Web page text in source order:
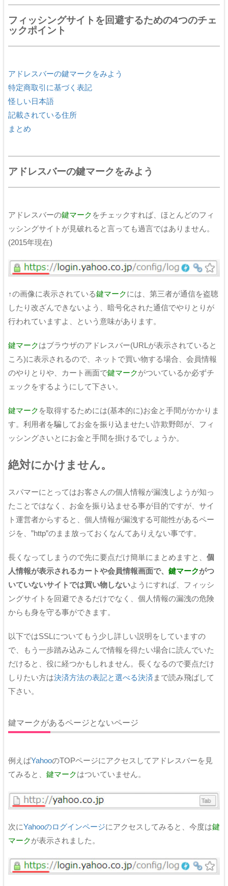
フィッシングサイトを回避するための4つのチェ
ックポイント
アドレスバーの鍵マークをみよう
特定商取引に基づく表記
怪しい日本語
記載されている住所
まとめ
アドレスバーの鍵マークをみよう
アドレスバーの鍵マーク をチェックすれば、ほとんどのフィ
ッシングサイトが見破れると言っても過言ではありません。
(2015年現在)
↑の画像に表示されている鍵マークには、第三者が通信を盗聴
したり改ざんできないよう、暗号化された通信でやりとりが
行われていますよ、という意味があります。
鍵マークはブラウザのアドレスバー(URLが表示されていると
ころ)に表示されるので、ネットで買い物する場合、 会員情報
のやりとりや、カート画面で鍵マークがついているか必ずチ
ェックをするようにして下さい。
鍵マーク を取得するためには(基本的に)お金と手間がかかりま
す。利用者を騙してお金を振り込ませたい詐欺野郎が、フィ
ッシングさいとにお金と手間を掛けるでしょうか。
絶対にかけません。
スパマーにとってはお客さんの個人情報が漏洩しようが知っ
たことではなく、お金を振り込ませる事が目的ですが、サイ
ト運営者からすると、個人情報が漏洩する可能性があるペー
ジを、”http”のまま放っておくなんてありえない事です。
長くなってしまうので先に要点だけ簡単にまとめますと、 個
人情報が表示されるカートや会員情報画面で、 鍵マークがつ
いていないサイトでは買い物しないようにすれば、フィッシ
ングサイトを回避できるだけでなく、個人情報の漏洩の危険
からも身を守る事ができます。
以下ではSSLについてもう少し詳しい説明をしていますの
で、もう一歩踏み込みこんで情報を得たい場合に読んでいた
だけると、役に経つかもしれません。長くなるので要点だけ
しりたい方は決済方法の表記と選べる決済 まで読み飛ばして
下さい。
鍵マークがあるページとないページ
例えばYahooのTOPページにアクセスしてアドレスバーを見
てみると、 鍵マークはついていません。
次にYahooのログインページにアクセスしてみると、今度は鍵
マークが表示されました。